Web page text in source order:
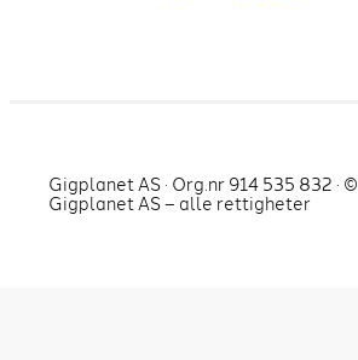
Gigplanet AS · Org.nr 914 535 832 · ©
Gigplanet AS – alle rettigheter